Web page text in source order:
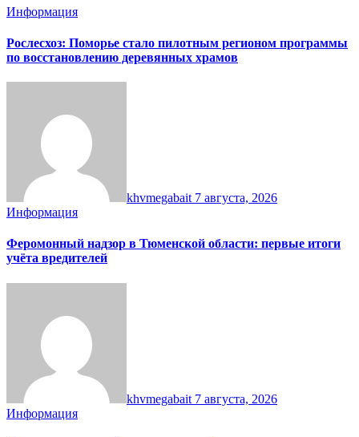
Информация
Рослесхоз: Поморье стало пилотным регионом программы
по восстановлению деревянных храмов
khvmegabait 7 августа, 2026
Информация
Феромонный надзор в Тюменской области: первые итоги
учёта вредителей
khvmegabait 7 августа, 2026
Информация